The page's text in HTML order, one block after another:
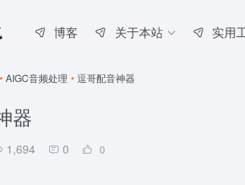
博客 关于本站 实用
• AIGC音频处理 • 逗哥配音神器
器
1,694 0 0